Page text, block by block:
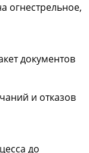
огнестрельное,
документов
и отказов
до